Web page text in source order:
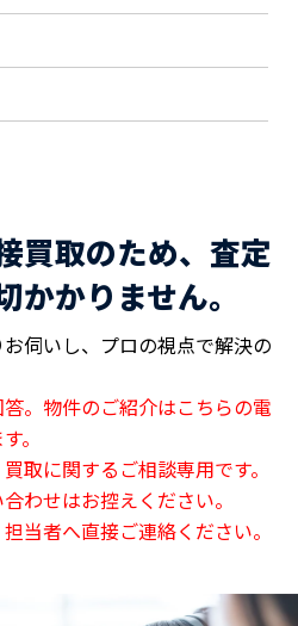
買取のため、査定
かりません。
伺いし、プロの視点で解決の
答。物件のご紹介はこちらの電
。
取に関するご相談専用です。
わせはお控えください。
当者へ直接ご連絡ください。